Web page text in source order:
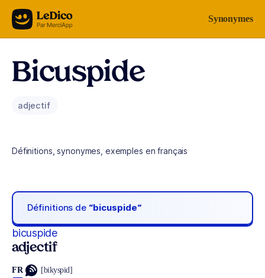
Aller au contenu Synonymes
Bicuspide
adjectif
Définitions, synonymes, exemples en français
Définitions de “bicuspide“
bicuspide
adjectif
FR [bikyspid]